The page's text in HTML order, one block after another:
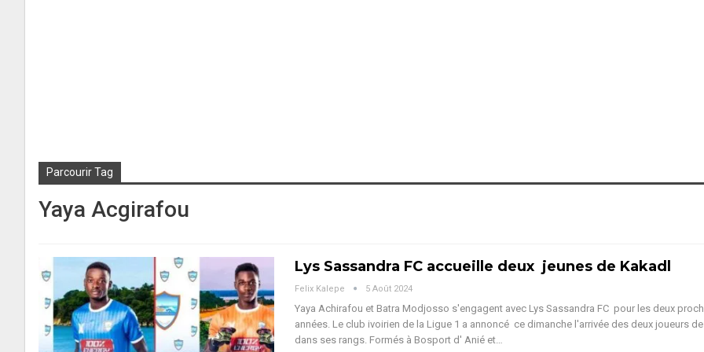
Parcourir Tag
Yaya Acgirafou
Lys Sassandra FC accueille deux jeunes de Kakadl
Felix Kalepe 5 Août 2024
Yaya Achirafou et Batra Modjosso s'engagent avec Lys Sassandra FC pour les deux
années. Le club ivoirien de la Ligue 1 a annoncé ce dimanche l'arrivée des deux joueurs de
dans ses rangs. Formés à Bosport d' Anié et